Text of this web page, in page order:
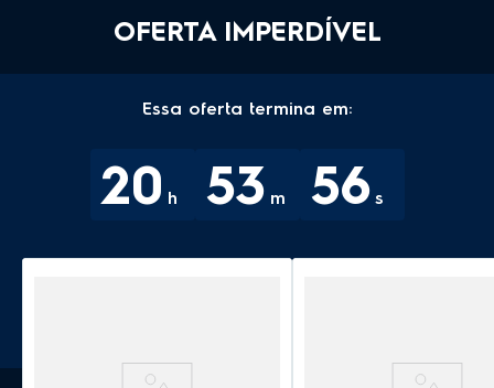
OFERTA IMPERDÍVEL
Essa oferta termina em:
20 h 53 m 55 s